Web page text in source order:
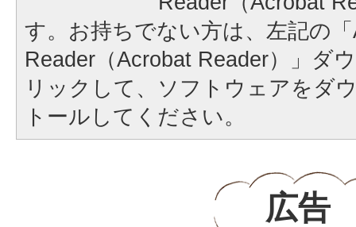
す。お持ちでない方は、左記の
Reader（Acrobat Reader）」ダ
リックして、ソフトウェアをダ
トールしてください。
広告